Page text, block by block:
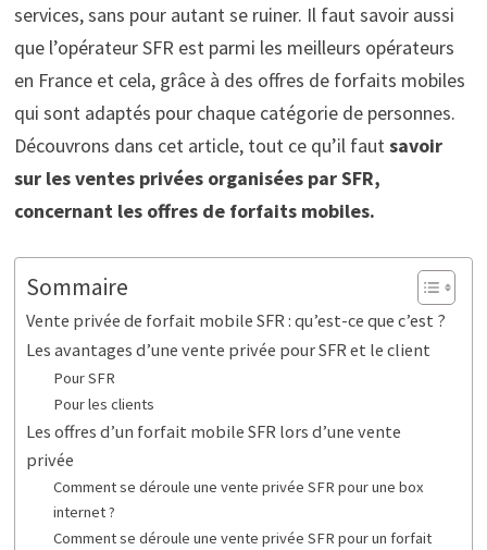
services, sans pour autant se ruiner. Il faut savoir aussi
que l’opérateur SFR est parmi les meilleurs opérateurs
en France et cela, grâce à des offres de forfaits mobiles
qui sont adaptés pour chaque catégorie de personnes.
Découvrons dans cet article, tout ce qu’il fautsavoir
sur les ventes privées organisées par SFR,
concernant les offres de forfaits mobiles.
Sommaire
Vente privée de forfait mobile SFR : qu’est-ce que c’est ?
Les avantages d’une vente privée pour SFR et le client
Pour SFR
Pour les clients
Les offres d’un forfait mobile SFR lors d’une vente
privée
Comment se déroule une vente privée SFR pour une box
internet ?
Comment se déroule une vente privée SFR pour un forfait